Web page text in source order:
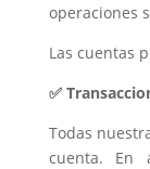
operaciones
Las cuentas
✅
Todas
cuenta. En